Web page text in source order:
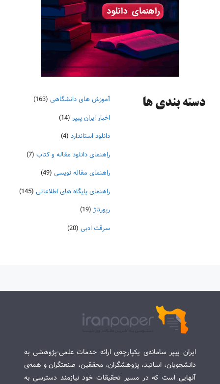
دسته‌ بندی ها آموزش های دانشگاهی (163)
اخبار ایران پیپر (14)
دانلود استاندارد (4)
راهنمای دانلود مقاله و کتاب (7)
راهنمای مقاله نویسی (49)
راهنمای پایگاه های اطلاعاتی (145)
رپورتاژ (19)
سرقت ادبی (20)
ایران پیپر سامانه‌ی یکپارچه‌ی ارائه خدمات علمی-پژوهشی به
دانشجویان، اساتید، پژوهشگران، محققین، صنعتگران و همه‌ی
آنهایی است که در مسیر تحقیقات خود نیازمند دسترسی به